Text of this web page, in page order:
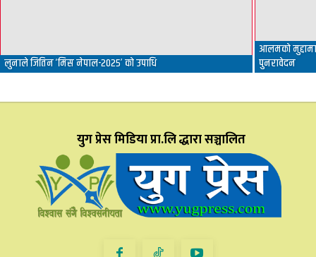
लुनाले जितिन ‘मिस नेपाल-२०२५’ को उपाधि
आलमको
पुनरावेदन
युग प्रेस मिडिया प्रा.लि द्धारा सञ्चालित